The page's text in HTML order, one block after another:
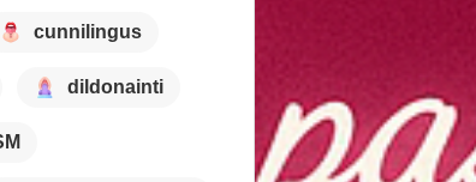
cunnilingus
dildonainti